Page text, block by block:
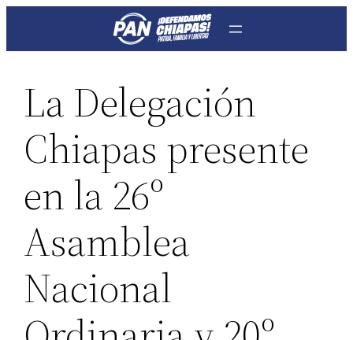
La Delegación
Chiapas presente
en la 26º
Asamblea
Nacional